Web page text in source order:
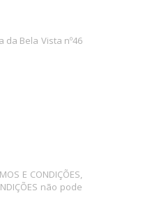
Bela Vista nº46
E CONDIÇÕES,
não pode